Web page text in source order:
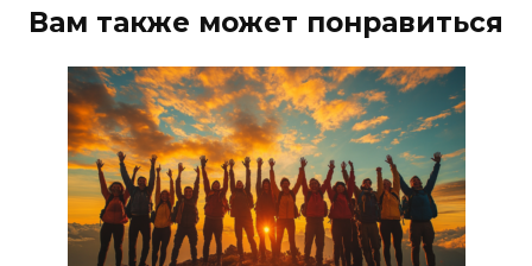
Вам также может понравиться